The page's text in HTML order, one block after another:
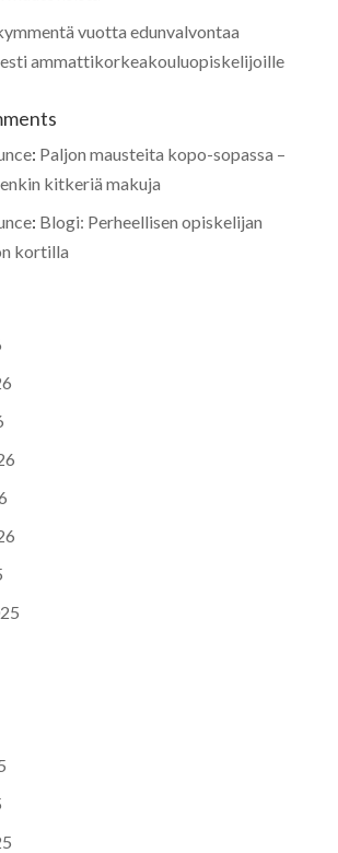
vuotta edunvalvontaa
ammattikorkeakouluopiskelijoille
: Paljon mausteita kopo-sopassa –
kitkeriä makuja
: Blogi: Perheellisen opiskelijan
kortilla